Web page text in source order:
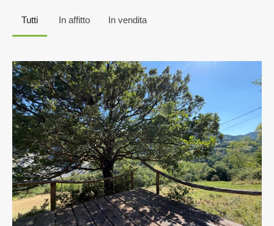
Tutti In affitto In vendita